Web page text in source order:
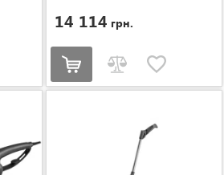
14 114 грн.